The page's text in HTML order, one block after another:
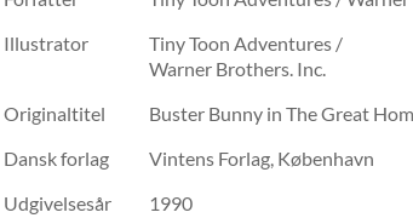
Illustrator
Tiny Toon Adventures /
Warner Brothers. Inc.
Originaltitel
Buster Bunny in The Great
Dansk forlag
Vintens Forlag, København
Udgivelsesår
1990